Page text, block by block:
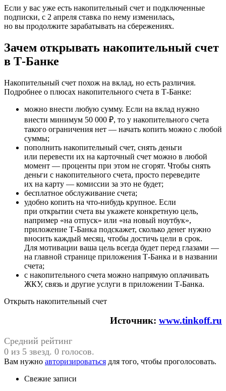
Если у вас уже есть накопительный счет и подключенные
подписки, с 2 апреля ставка по нему изменилась,
но вы продолжите зарабатывать на сбережениях.
Зачем открывать накопительный счет
в Т‑Банке
Накопительный счет похож на вклад, но есть различия.
Подробнее о плюсах накопительного счета в Т‑Банке:
можно внести любую сумму. Если на вклад нужно
внести минимум 50 000 ₽, то у накопительного счета
такого ограничения нет — начать копить можно с любой
суммы;
пополнить накопительный счет, снять деньги
или перевести их на карточный счет можно в любой
момент — проценты при этом не сгорят. Чтобы снять
деньги с накопительного счета, просто переведите
их на карту — комиссии за это не будет;
бесплатное обслуживание счета;
удобно копить на что‑нибудь крупное. Если
при открытии счета вы укажете конкретную цель,
например «на отпуск» или «на новый ноутбук»,
приложение Т‑Банка подскажет, сколько денег нужно
вносить каждый месяц, чтобы достичь цели в срок.
Для мотивации ваша цель всегда будет перед глазами —
на главной странице приложения Т⁠-⁠Банка и в названии
счета;
с накопительного счета можно напрямую оплачивать
ЖКУ, связь и другие услуги в приложении Т‑Банка.
Открыть накопительный счет
Источник: www.tinkoff.ru
Средний рейтинг
0 из 5 звезд. 0 голосов.
Вам нужно авторизироваться для того, чтобы проголосовать.
Свежие записи